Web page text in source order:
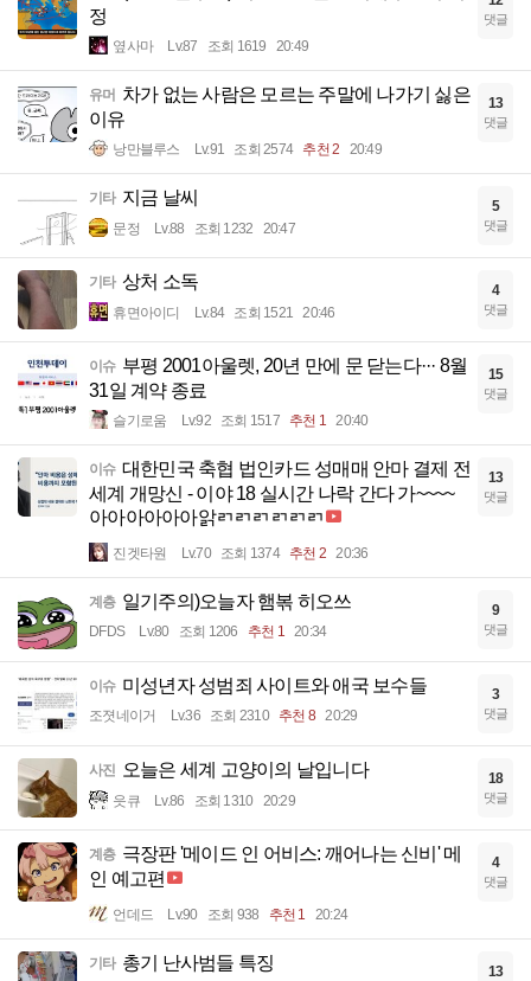
정
옆사마 Lv.87 조회 1619 20:49
댓글
유머 차가 없는 사람은 모르는 주말에 나가기 싫은
이유
낭만블루스 Lv.91 조회 2574 추천 2 20:49
13
댓글
기타 지금 날씨
문정 Lv.88 조회 1232 20:47
5
댓글
기타 상처 소독
휴면아이디 Lv.84 조회 1521 20:46
4
댓글
이슈 부평 2001아울렛, 20년 만에 문 닫는다··· 8월
31일 계약 종료
슬기로움 Lv.92 조회 1517 추천 1 20:40
15
댓글
이슈 대한민국 축협 법인카드 성매매 안마 결제 전
세계 개망신 - 이야 18 실시간 나락 간다 가~~~~
아아아아아아앍ㄺㄺㄺㄺㄺㄺ
진겟타원 Lv.70 조회 1374 추천 2 20:36
13
댓글
계층 일기주의)오늘자 햄볶 히오쓰
DFDS Lv.80 조회 1206 추천 1 20:34
9
댓글
이슈 미성년자 성범죄 사이트와 애국 보수들
조졋네이거 Lv.36 조회 2310 추천 8 20:29
3
댓글
사진 오늘은 세계 고양이의 날입니다
읏큐 Lv.86 조회 1310 20:29
18
댓글
계층 극장판 '메이드 인 어비스: 깨어나는 신비' 메
인 예고편
언데드 Lv.90 조회 938 추천 1 20:24
4
댓글
기타 총기 난사범들 특징 13